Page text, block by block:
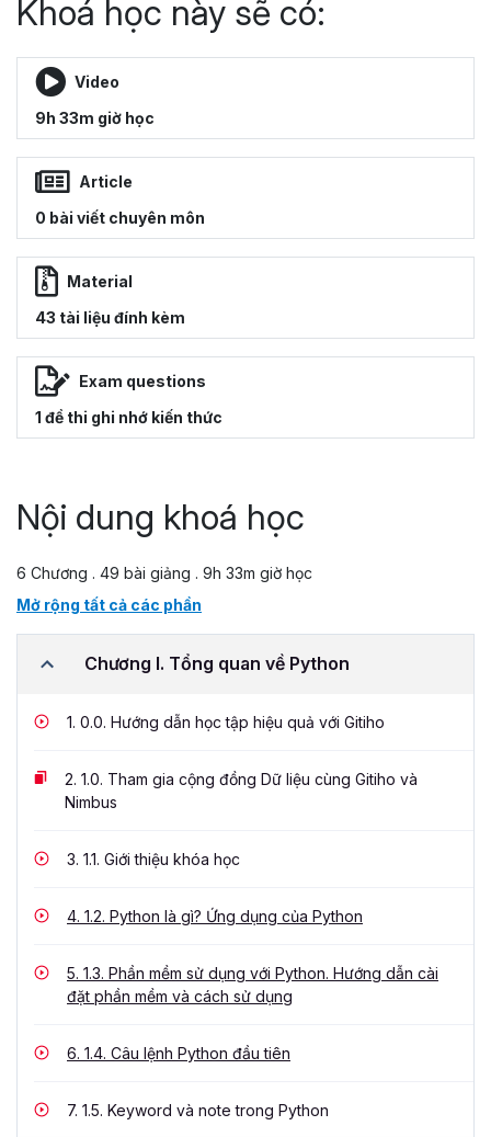
Khoá học này sẽ có:
Video
9h 33m giờ học
Article
0 bài viết chuyên môn
Material
43 tài liệu đính kèm
Exam questions
1 đề thi ghi nhớ kiến thức
Nội dung khoá học
6 Chương . 49 bài giảng . 9h 33m giờ học
Mở rộng tất cả các phần
Chương I. Tổng quan về Python
1. 0.0. Hướng dẫn học tập hiệu quả với Gitiho
2. 1.0. Tham gia cộng đồng Dữ liệu cùng Gitiho và
Nimbus
3. 1.1. Giới thiệu khóa học
4. 1.2. Python là gì? Ứng dụng của Python
5. 1.3. Phần mềm sử dụng với Python. Hướng dẫn cài
đặt phần mềm và cách sử dụng
6. 1.4. Câu lệnh Python đầu tiên
7. 1.5. Keyword và note trong Python